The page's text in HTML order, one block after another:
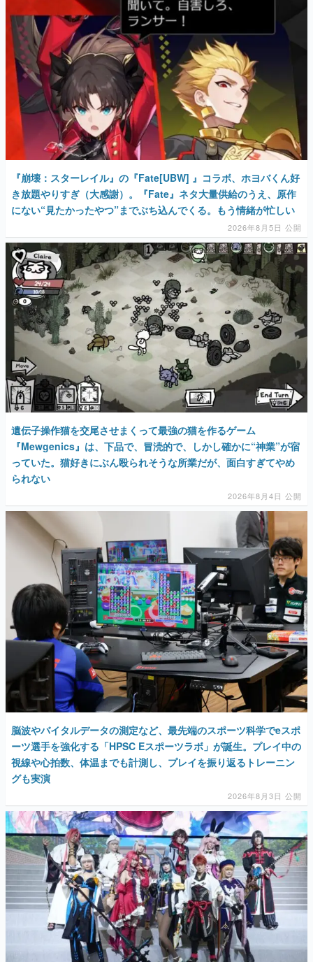
女性向け
アプリレビュー
その他
電ファミニコゲーマーとは？
運営：株式会社マレ
『崩壊：スターレイル』の『Fate[UBW] 』コラボ、ホヨバくん好
き放題やりすぎ（大感謝）。『Fate』ネタ大量供給のうえ、原作
にない“見たかったやつ”までぶち込んでくる。もう情緒が忙しい
2026年8月5日 公開
遺伝子操作猫を交尾させまくって最強の猫を作るゲーム
『Mewgenics』は、下品で、冒涜的で、しかし確かに“神業”が宿
っていた。猫好きにぶん殴られそうな所業だが、面白すぎてやめ
られない
2026年8月4日 公開
脳波やバイタルデータの測定など、最先端のスポーツ科学でeスポ
ーツ選手を強化する「HPSC Eスポーツラボ」が誕生。プレイ中の
視線や心拍数、体温までも計測し、プレイを振り返るトレーニン
グも実演
2026年8月3日 公開